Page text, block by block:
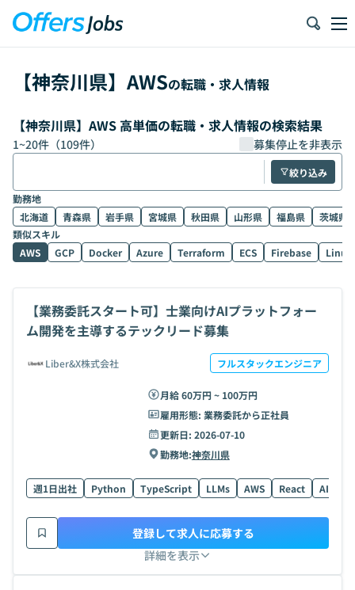
【神奈川県】 AWSの転職・求人情報
【神奈川県】AWS 高単価の転職・求人情報の検索結果
1~20件（109件） 募集停止を非表示
絞り込み
勤務地
北海道
青森県 岩手県 宮城県 秋田県 山形県 福島県
茨城県
類似スキル
AWS
GCP Docker Azure Terraform ECS Firebase Linux
【業務委託スタート可】士業向けAIプラットフォー
ム開発を主導するテックリード募集
Liber&X株式会社 フルスタックエンジニア
月給 60万円 ~ 100万円
雇用形態: 業務委託から正社員
更新日: 2026-07-10
勤務地:神奈川県
週1日出社 Python TypeScript LLMs AWS React AI
詳細を表示
登録して求人に応募する